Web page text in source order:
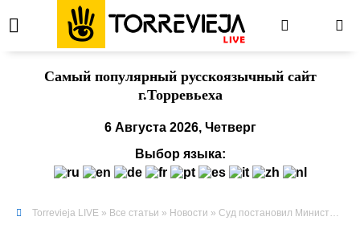
Cамый популярный русскоязычный сайт
г.Торревьеха
6 Августа 2026, Четверг
Выбор языка:
Torrevieja LIVE » Все статьи » Новости » Суд постановил Министерству здравоохранения выплатить 10 000 евро девушке, которая пострадала от злоупотреблений со стороны инструктора, когда была несовершеннолетней.